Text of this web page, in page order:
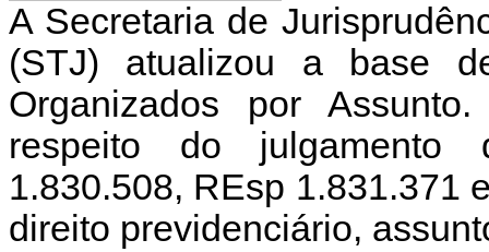
A Secretaria de
(STJ) atualizou a base
Organizados por
respeito do julgamento
1.830.508, REsp 1.831.371
direito previdenciário,